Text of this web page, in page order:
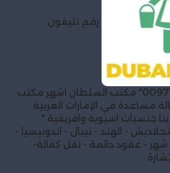
رقم تليفون
"00971504894478897" مكتب السلطان اشهر مكتب
مساعدة في الإمارات العربية
جنسيات اسيوية وافريقية "
- الهند - نيبال - اندونيسيا -
- عقود دائمة - نقل كفالة-
.